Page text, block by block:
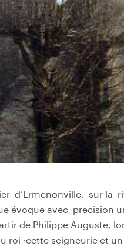
d’Ermenonville, sur la
évoque avec precision
de Philippe Auguste,
roi ·cette seigneurie et